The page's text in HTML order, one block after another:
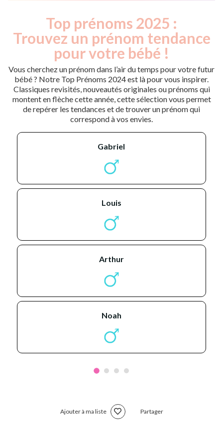
Top prénoms 2025 :
Trouvez un prénom tendance
pour votre bébé !
Vous cherchez un prénom dans l’air du temps pour votre futur
bébé ? Notre Top Prénoms 2024 est là pour vous inspirer.
Classiques revisités, nouveautés originales ou prénoms qui
montent en flèche cette année, cette sélection vous permet
de repérer les tendances et de trouver un prénom qui
correspond à vos envies.
gabriel
louis
arthur
noah
Ajouter à ma liste Partager